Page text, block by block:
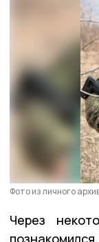
Фото из личного
Через